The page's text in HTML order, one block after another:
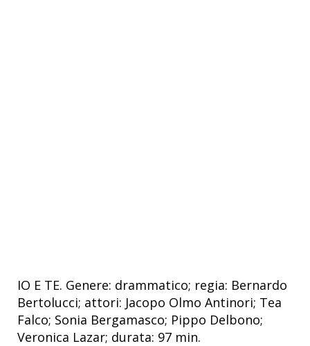
IO E TE. Genere: drammatico; regia: Bernardo
Bertolucci; attori: Jacopo Olmo Antinori; Tea
Falco; Sonia Bergamasco; Pippo Delbono;
Veronica Lazar; durata: 97 min.